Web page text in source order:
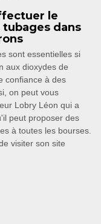
le
dans
sont essentielles si
aux dioxydes de
confiance à des
on peut vous
Lobry Léon qui a
peut proposer des
à toutes les bourses.
visiter son site